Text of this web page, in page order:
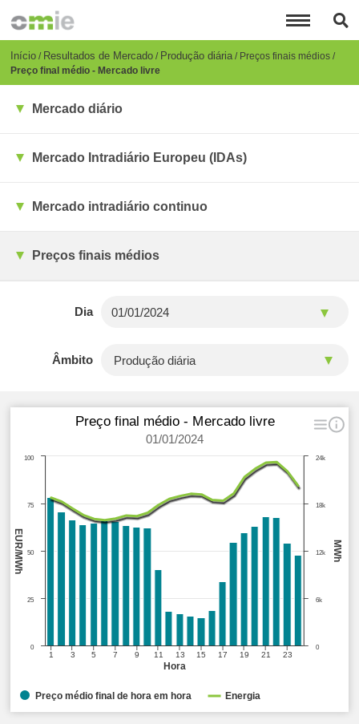
para
conteúdo
principal
Breadcrumb
Início Resultados de Mercado Produção diária Preços finais médios
Preço final médio - Mercado livre
Mercado diário
Mercado Intradiário Europeu (IDAs)
Mercado intradiário continuo
Preços finais médios
Dia
Âmbito
Hora
MWh
EUR/MWh
Preço final médio - Mercado livre
01/01/2024
1 3 5 7 9 11 13 15 17 19 21 23
0
24k
6k
12k
18k
0
25
50
75
100
Preço médio final de hora em hora Energia